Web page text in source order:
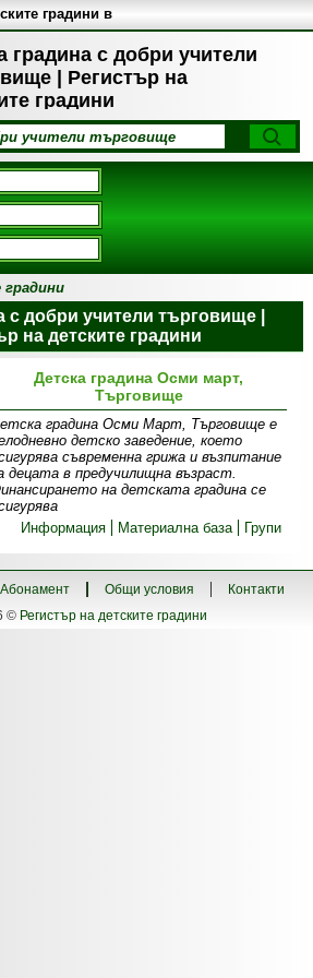
градина с добри учители
| Регистър на
градини
градини в
с добри учители търговище |
на детските градини
Детска градина Осми март,
Търговище
градина Осми Март, Търговище е
детско заведение, което
съвременна грижа и възпитание
децата в предучилищна възраст.
на детската градина се
Информация
Материална база Групи
Абонамент Общи условия
Контакти
© Регистър на детските градини